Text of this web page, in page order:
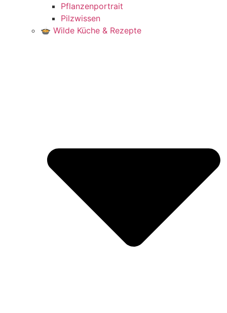
Pflanzenportrait
Pilzwissen
🍲 Wilde Küche & Rezepte